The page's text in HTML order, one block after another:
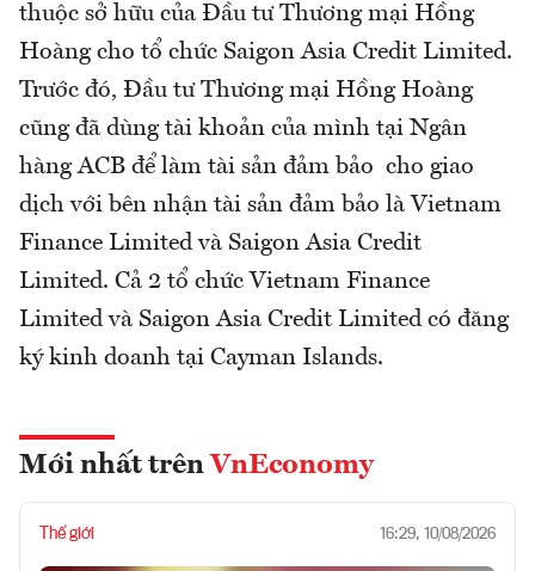
thuộc sở hữu của Đầu tư Thương mại Hồng
Hoàng cho tổ chức Saigon Asia Credit Limited.
Trước đó, Đầu tư Thương mại Hồng Hoàng
cũng đã dùng tài khoản của mình tại Ngân
hàng ACB để làm tài sản đảm bảo cho giao
dịch với bên nhận tài sản đảm bảo là Vietnam
Finance Limited và Saigon Asia Credit
Limited. Cả 2 tổ chức Vietnam Finance
Limited và Saigon Asia Credit Limited có đăng
ký kinh doanh tại Cayman Islands.
Mới nhất trên VnEconomy
Thế giới 16:29, 10/08/2026